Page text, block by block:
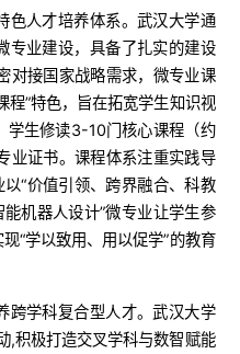
色人才培养体系。武汉大学通
专业建设，具备了扎实的建设
对接国家战略需求，微专业课
程”特色，旨在拓宽学生知识视
学生修读3-10门核心课程（约
业证书。课程体系注重实践导
“价值引领、跨界融合、科教
机器人设计”微专业让学生参
“学以致用、用以促学”的教育
跨学科复合型人才。武汉大学
,积极打造交叉学科与数智赋能